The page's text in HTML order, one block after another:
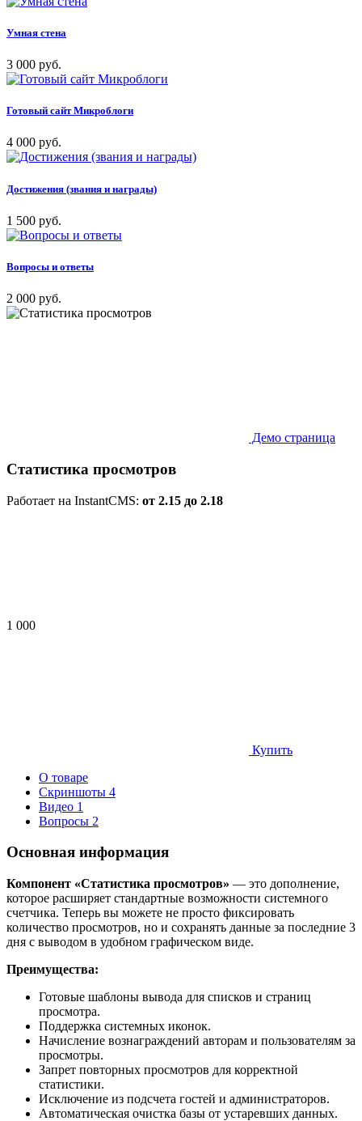
Умная стена
3 000 руб.
Готовый сайт Микроблоги
4 000 руб.
Достижения (звания и награды)
1 500 руб.
Вопросы и ответы
2 000 руб.
Демо страница
Статистика просмотров
Работает на InstantCMS: от 2.15 до 2.18
1 000
Купить
О товаре
Скриншоты 4
Видео 1
Вопросы 2
Основная информация
Компонент «Статистика просмотров» — это дополнение,
которое расширяет стандартные возможности системного
счетчика. Теперь вы можете не просто фиксировать
количество просмотров, но и сохранять данные за последние 3
дня с выводом в удобном графическом виде.
Преимущества:
Готовые шаблоны вывода для списков и страниц
просмотра.
Поддержка системных иконок.
Начисление вознаграждений авторам и пользователям за
просмотры.
Запрет повторных просмотров для корректной
статистики.
Исключение из подсчета гостей и администраторов.
Автоматическая очистка базы от устаревших данных.